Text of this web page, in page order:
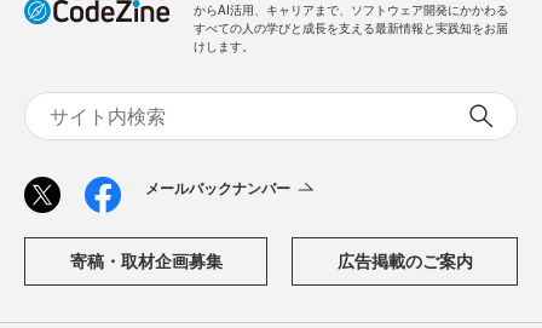
からAI活用、キャリアまで、ソフトウェア開発にかかわる
すべての人の学びと成長を支える最新情報と実践知をお届
けします。
メールバックナンバー
寄稿・取材企画募集 広告掲載のご案内